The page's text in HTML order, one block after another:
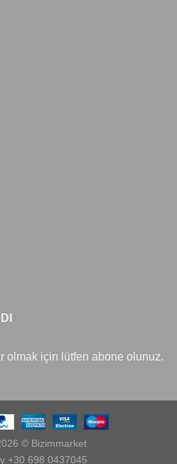
olmak için lütfen abone olunuz.
© Bizimmarket
+30 698 0437045